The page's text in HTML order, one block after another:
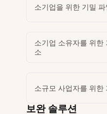
소기업을 위한 기밀
소기업 소유자를 위한
소
소규모 사업자를 위한
보완 솔루션